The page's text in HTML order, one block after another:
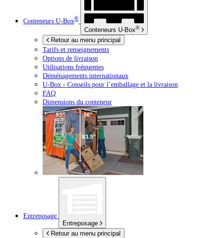
Conteneurs U-Box®
Conteneurs U-Box®
Retour au menu principal
Tarifs et renseignements
Options de livraison
Utilisations fréquentes
Déménagements internationaux
U-Box - Conseils pour l’emballage et la livraison
FAQ
Dimensions du conteneur
Entreposage
Entreposage
Retour au menu principal